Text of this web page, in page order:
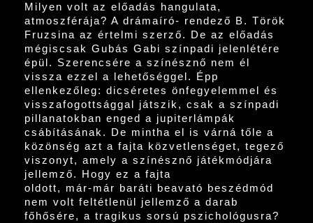
Milyen volt az előadás hangulata,
atmoszférája? A drámaíró- rendező B. Török
Fruzsina az értelmi szerző. De az előadás
mégiscsak Gubás Gabi színpadi jelenlétére
épül. Szerencsére a színésznő nem él
vissza ezzel a lehetőséggel. Épp
ellenkezőleg: dicséretes önfegyelemmel és
visszafogottsággal játszik, csak a színpadi
pillanatokban enged a jupiterlámpák
csábításának. De mintha el is várná tőle a
közönség azt a fajta közvetlenséget, tegező
viszonyt, amely a színésznő játékmódjára
jellemző. Hogy ez a fajta
oldott, már-már baráti beavató beszédmód
nem volt feltétlenül jellemző a darab
főhősére, a tragikus sorsú pszichológusra?